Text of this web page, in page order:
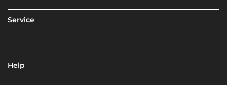
Service
Help